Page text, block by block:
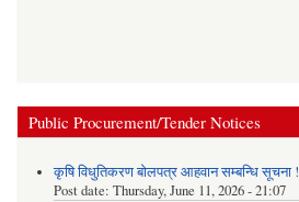
Public Procurement/Tender Notices
कृषि विधुतिकरण बोलपत्र आहवान सम्बन्धि सूचना !
Post date: Thursday, June 11, 2026 - 21:07